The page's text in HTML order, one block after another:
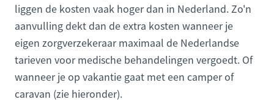
liggen de kosten vaak hoger dan in Nederland. Zo'n
aanvulling dekt dan de extra kosten wanneer je
eigen zorgverzekeraar maximaal de Nederlandse
tarieven voor medische behandelingen vergoedt. Of
wanneer je op vakantie gaat met een camper of
caravan (zie hieronder).